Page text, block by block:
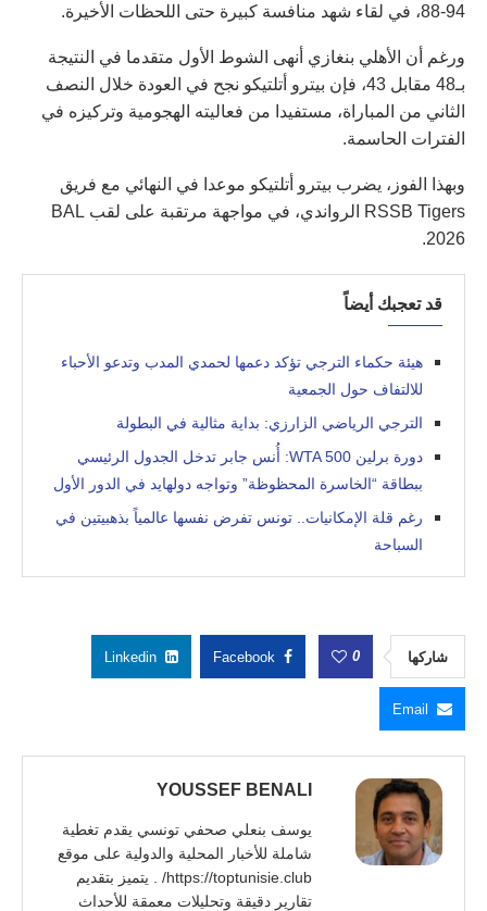
94-88، في لقاء شهد منافسة كبيرة حتى اللحظات الأخيرة.
ورغم أن الأهلي بنغازي أنهى الشوط الأول متقدما في النتيجة
بـ48 مقابل 43، فإن بيترو أتلتيكو نجح في العودة خلال النصف
الثاني من المباراة، مستفيدا من فعاليته الهجومية وتركيزه في
الفترات الحاسمة.
وبهذا الفوز، يضرب بيترو أتلتيكو موعدا في النهائي مع فريق
RSSB Tigers الرواندي، في مواجهة مرتقبة على لقب BAL
2026.
قد تعجبك أيضاً
هيئة حكماء الترجي تؤكد دعمها لحمدي المدب وتدعو الأحباء
للالتفاف حول الجمعية
الترجي الرياضي الزارزي: بداية مثالية في البطولة
دورة برلين WTA 500: أُنس جابر تدخل الجدول الرئيسي
ببطاقة “الخاسرة المحظوظة” وتواجه دولهايد في الدور الأول
رغم قلة الإمكانيات.. تونس تفرض نفسها عالمياً بذهبيتين في
السباحة
شاركها 0
Facebook
Linkedin
Email
YOUSSEF BENALI
يوسف بنعلي صحفي تونسي يقدم تغطية
شاملة للأخبار المحلية والدولية على موقع
https://toptunisie.club/ . يتميز بتقديم
تقارير دقيقة وتحليلات معمقة للأحداث